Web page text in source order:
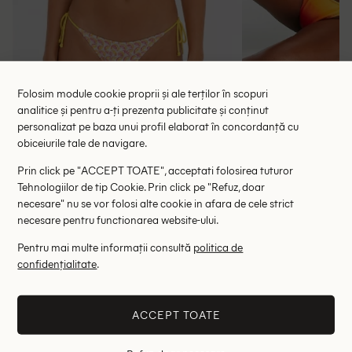
Sutien de baie Bershka, mix culori
29.00 lei
RRP: 49.00 lei
L
Chilot de baie
Altii au fost interesati de
Folosim module cookie proprii și ale terților în scopuri
analitice și pentru a-ți prezenta publicitate și conținut
personalizat pe baza unui profil elaborat în concordanță cu
obiceiurile tale de navigare.
Prin click pe "ACCEPT TOATE", acceptati folosirea tuturor
Tehnologiilor de tip Cookie. Prin click pe "Refuz, doar
necesare" nu se vor folosi alte cookie in afara de cele strict
necesare pentru functionarea website-ului.
Pentru mai multe informații consultă politica de
confidențialitate.
ACCEPT TOATE